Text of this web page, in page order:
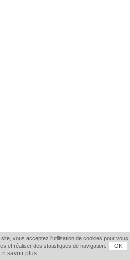
vous acceptez l'utilisation de cookies pour vous
et réaliser des statistiques de navigation.
OK
En savoir plus